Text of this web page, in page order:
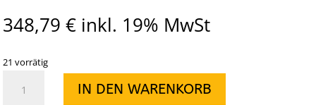
348,79 € inkl. 19% MwSt
21 vorrätig
IN DEN WARENKORB